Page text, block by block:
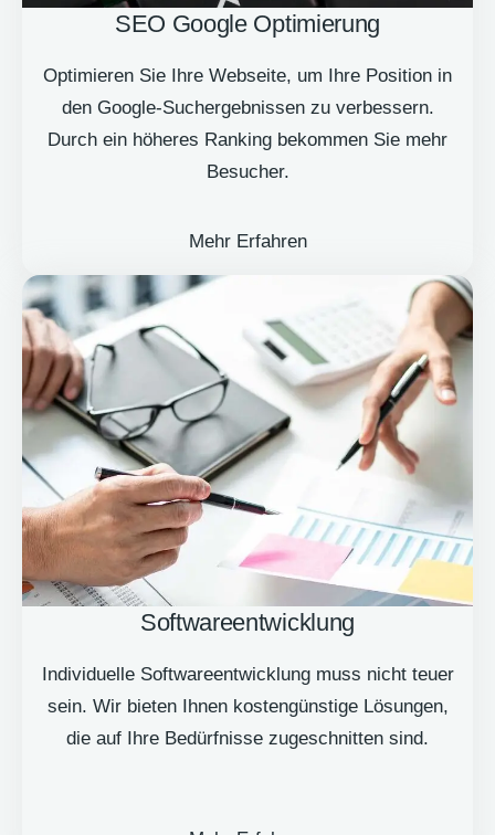
SEO Google Optimierung
Optimieren Sie Ihre Webseite, um Ihre Position in
den Google-Suchergebnissen zu verbessern.
Durch ein höheres Ranking bekommen Sie mehr
Besucher.
Mehr Erfahren
Softwareentwicklung
Individuelle Softwareentwicklung muss nicht teuer
sein. Wir bieten Ihnen kostengünstige Lösungen,
die auf Ihre Bedürfnisse zugeschnitten sind.